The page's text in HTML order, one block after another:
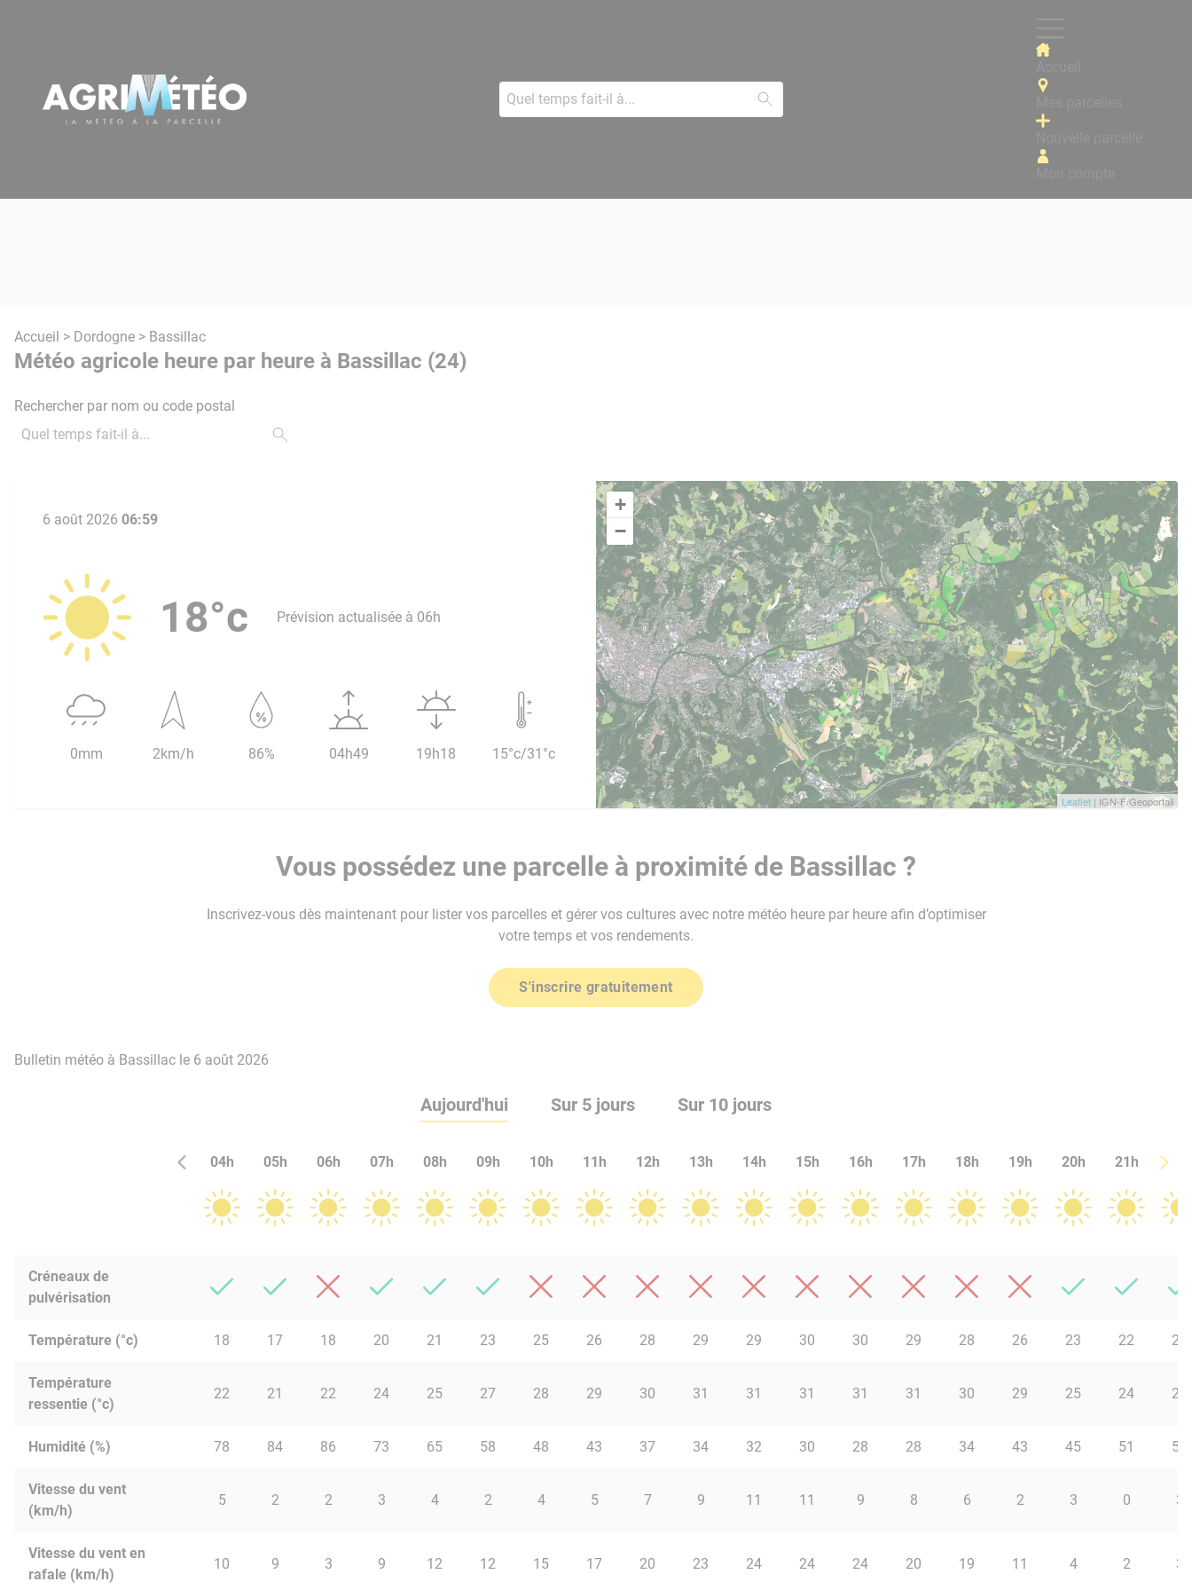
Accueil > Dordogne > Bassillac
Météo agricole heure par heure à Bassillac (24)
Rechercher par nom ou code postal
+
−
Leaflet | IGN-F/Geoportail
6 août 2026 06:59
18°c Prévision actualisée à 06h
0mm 2km/h 86% 04h49 19h18 15°c/31°c
Vous possédez une parcelle à proximité de Bassillac ?
Inscrivez-vous dès maintenant pour lister vos parcelles et gérer vos cultures avec notre météo heure par heure afin d’optimiser
votre temps et vos rendements.
S'inscrire gratuitement
Bulletin météo à Bassillac le 6 août 2026
Aujourd'hui Sur 5 jours Sur 10 jours
04h 05h 06h 07h 08h 09h 10h 11h 12h 13h 14h 15h 16h 17h 18h 19h 20h 21h 22h
Créneaux de
pulvérisation
Température (°c) 18 17 18 20 21 23 25 26 28 29 29 30 30 29 28 26 23 22 20
Température
ressentie (°c)
22 21 22 24 25 27 28 29 30 31 31 31 31 31 30 29 25 24 22
Humidité (%) 78 84 86 73 65 58 48 43 37 34 32 30 28 28 34 43 45 51 57
Vitesse du vent
(km/h)
5 2 2 3 4 2 4 5 7 9 11 11 9 8 6 2 3 0 3
Vitesse du vent en
rafale (km/h)
10 9 3 9 12 12 15 17 20 23 24 24 24 20 19 11 4 2 3